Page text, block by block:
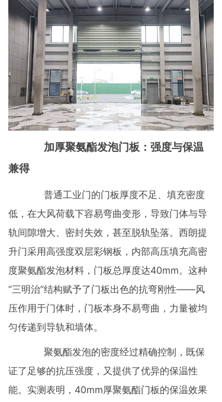
加厚聚氨酯发泡门板：强度与保温
兼得
普通工业门的门板厚度不足、填充密度
低，在大风荷载下容易弯曲变形，导致门体与导
轨间隙增大、密封失效，甚至脱轨坠落。西朗提
升门采用高强度双层彩钢板，内部高压填充高密
度聚氨酯发泡材料，门板总厚度达40mm。这种
“三明治”结构赋予了门板出色的抗弯刚性——风
压作用于门体时，门板本身不易弯曲，力量被均
匀传递到导轨和墙体。
聚氨酯发泡的密度经过精确控制，既保
证了足够的抗压强度，又提供了优异的保温性
能。实测表明，40mm厚聚氨酯门板的保温效果